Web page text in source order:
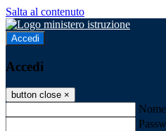
Salta al contenuto
Accedi
Accedi
button close ×